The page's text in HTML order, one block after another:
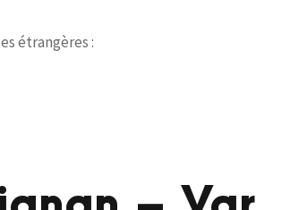
étrangères :